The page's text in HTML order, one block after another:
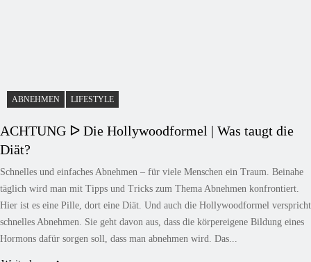
ABNEHMEN LIFESTYLE
ACHTUNG ᐅ Die Hollywoodformel | Was taugt die
Diät?
Schnelles und einfaches Abnehmen – für viele Menschen ein Traum. Beinahe
täglich wird man mit Tipps und Tricks zum Thema Abnehmen konfrontiert.
Hier ist es eine Pille, dort eine Diät. Und auch die Hollywoodformel verspricht
schnelles Abnehmen. Sie geht davon aus, dass die körpereigene Bildung eines
Hormons dafür sorgen soll, dass man abnehmen wird. Das...